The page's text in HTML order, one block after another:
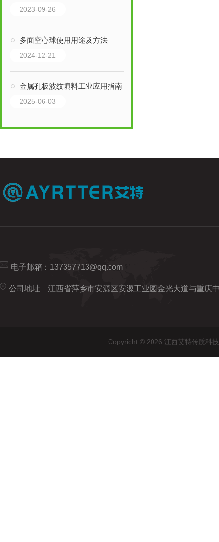
2023-09-26
多面空心球使用用途及方法
2024-12-21
金属孔板波纹填料工业应用指南
2025-06-03
电子邮箱： 137357713@qq.com
公司地址：江西省萍乡市安源区安源工业园金光大道与重庆
Copyright © 2026 江西艾特传质科